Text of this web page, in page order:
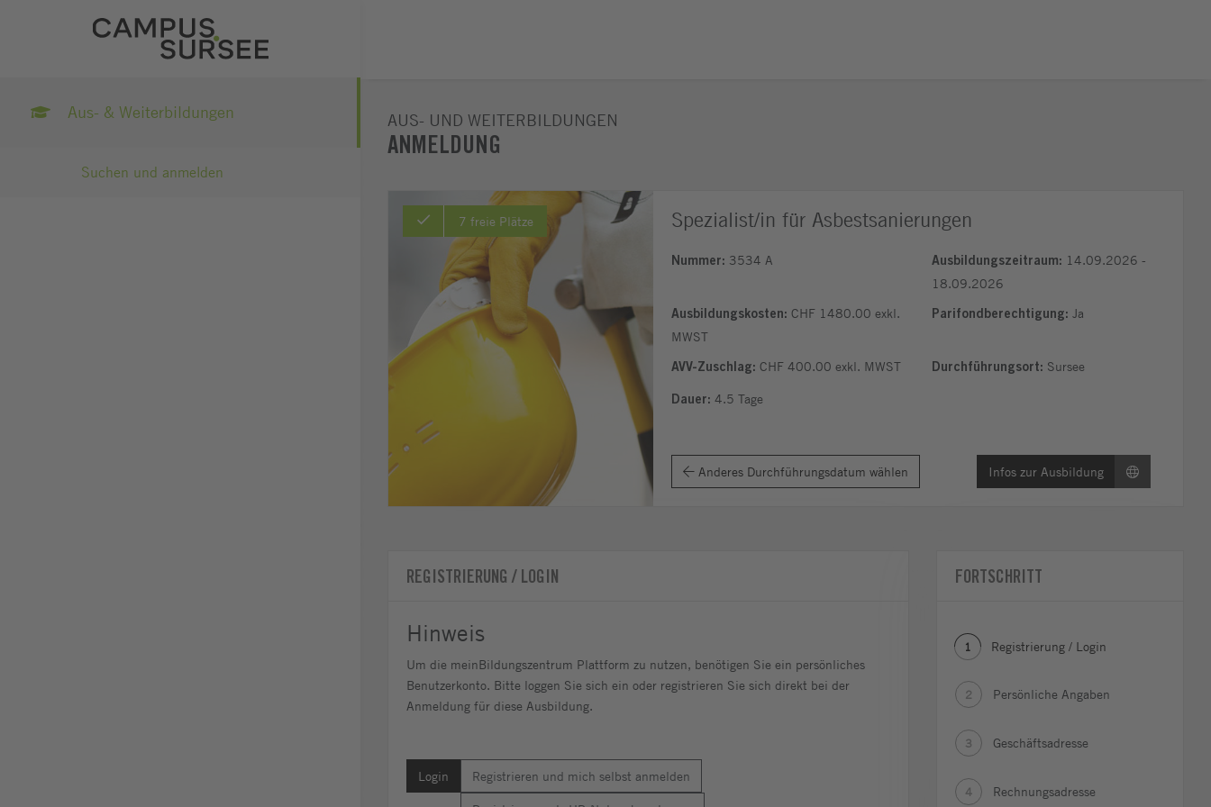
Aus- & Weiterbildungen
Suchen und anmelden
AUS- UND WEITERBILDUNGEN
ANMELDUNG
7 freie Plätze Spezialist/in für Asbestsanierungen
Nummer: 3534 A Ausbildungszeitraum: 14.09.2026 -
18.09.2026
Ausbildungskosten: CHF 1480.00 exkl.
MWST
Parifondberechtigung: Ja
AVV-Zuschlag: CHF 400.00 exkl. MWST Durchführungsort: Sursee
Dauer: 4.5 Tage
Anderes Durchführungsdatum wählen Infos zur Ausbildung
REGISTRIERUNG / LOGIN
Hinweis
Um die meinBildungszentrum Plattform zu nutzen, benötigen Sie ein persönliches
Benutzerkonto. Bitte loggen Sie sich ein oder registrieren Sie sich direkt bei der
Anmeldung für diese Ausbildung.
Login Registrieren und mich selbst anmelden
FORTSCHRITT
1 Registrierung / Login
2 Persönliche Angaben
3 Geschäftsadresse
4 Rechnungsadresse